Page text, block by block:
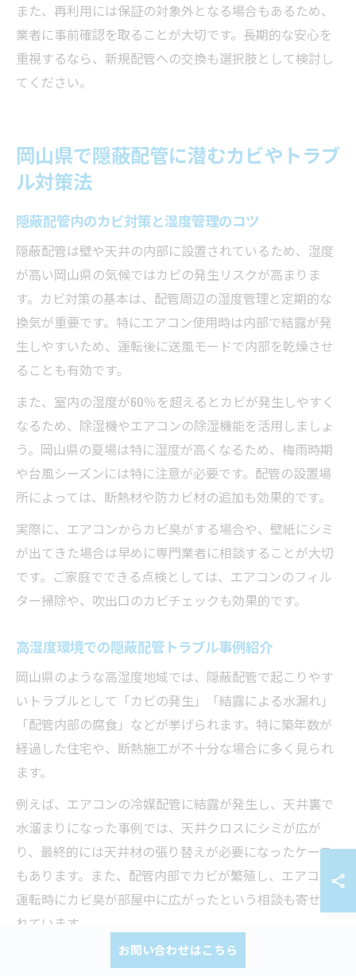
また、再利用には保証の対象外となる場合もあるため、
業者に事前確認を取ることが大切です。長期的な安心を
重視するなら、新規配管への交換も選択肢として検討し
てください。
岡山県で隠蔽配管に潜むカビやトラブ
ル対策法
隠蔽配管内のカビ対策と湿度管理のコツ
隠蔽配管は壁や天井の内部に設置されているため、湿度
が高い岡山県の気候ではカビの発生リスクが高まりま
す。カビ対策の基本は、配管周辺の湿度管理と定期的な
換気が重要です。特にエアコン使用時は内部で結露が発
生しやすいため、運転後に送風モードで内部を乾燥させ
ることも有効です。
また、室内の湿度が60％を超えるとカビが発生しやすく
なるため、除湿機やエアコンの除湿機能を活用しましょ
う。岡山県の夏場は特に湿度が高くなるため、梅雨時期
や台風シーズンには特に注意が必要です。配管の設置場
所によっては、断熱材や防カビ材の追加も効果的です。
実際に、エアコンからカビ臭がする場合や、壁紙にシミ
が出てきた場合は早めに専門業者に相談することが大切
です。ご家庭でできる点検としては、エアコンのフィル
ター掃除や、吹出口のカビチェックも効果的です。
高湿度環境での隠蔽配管トラブル事例紹介
岡山県のような高湿度地域では、隠蔽配管で起こりやす
いトラブルとして「カビの発生」「結露による水漏れ」
「配管内部の腐食」などが挙げられます。特に築年数が
経過した住宅や、断熱施工が不十分な場合に多く見られ
ます。
例えば、エアコンの冷媒配管に結露が発生し、天井裏で
水溜まりになった事例では、天井クロスにシミが広が
り、最終的には天井材の張り替えが必要になったケース
もあります。また、配管内部でカビが繁殖し、エアコン
運転時にカビ臭が部屋中に広がったという相談も寄せら
れています。
こうしたトラブルを未然に防ぐためには、配管の断熱強
お問い合わせはこちら